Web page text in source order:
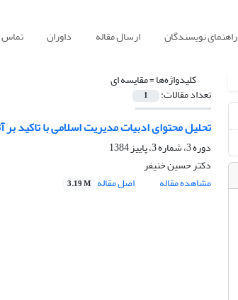
راهنمای نویسندگان ارسال مقاله داوران تماس
کلیدواژه‌ها =مقایسه ای
تعداد مقالات: 1
تحلیل محتوای ادبیات مدیریت اسلامی با تاکید بر
دوره 3، شماره 3، پاییز 1384
دکتر حسین خنیفر
مشاهده مقاله
اصل مقاله 3.19 M